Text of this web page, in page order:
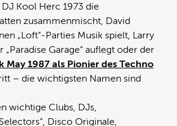
Kool Herc 1973 die
zusammenmischt, David
„Loft“-Parties Musik spielt, Larry
„Paradise Garage“ auflegt oder der
May 1987 als Pionier des Techno
– die wichtigsten Namen sind
wichtige Clubs, DJs,
Disco Originale,